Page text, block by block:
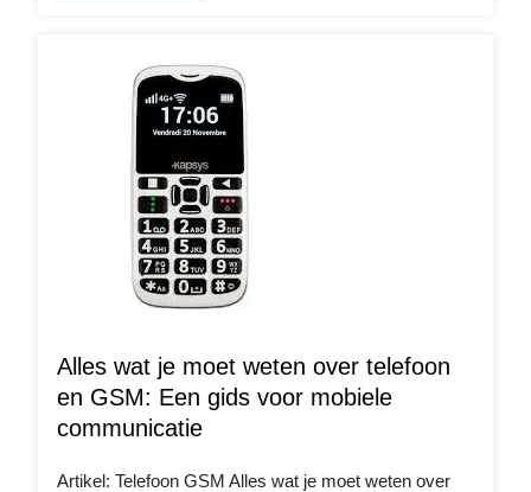
Alles wat je moet weten over telefoon
en GSM: Een gids voor mobiele
communicatie
Artikel: Telefoon GSM Alles wat je moet weten over